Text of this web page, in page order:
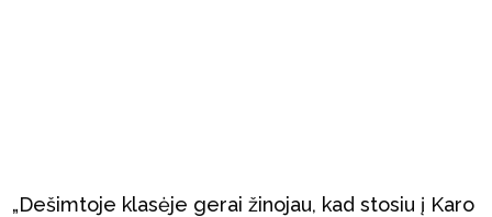
„Dešimtoje klasėje gerai žinojau, kad stosiu į Karo